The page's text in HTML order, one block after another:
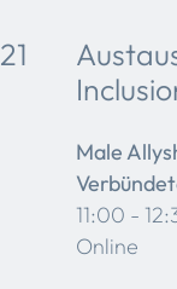
21
Male
11:00 -
Online